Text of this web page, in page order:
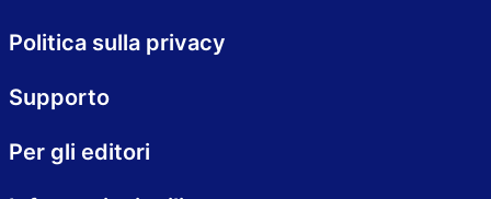
Politica sulla privacy
Supporto
Per gli editori